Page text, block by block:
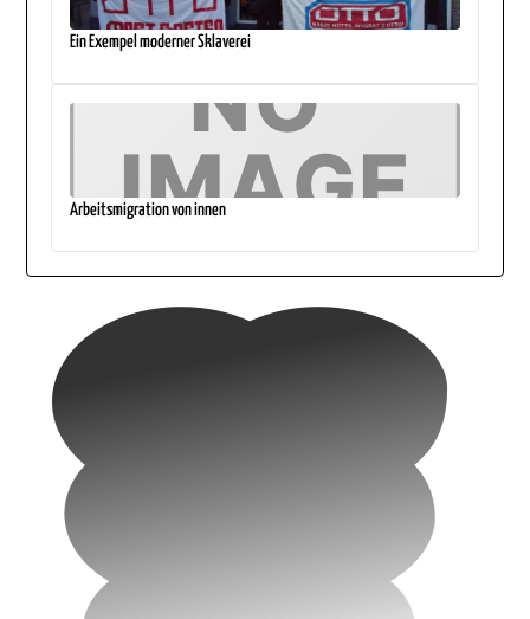
Ein Exempel moderner Sklaverei
Arbeitsmigration von innen